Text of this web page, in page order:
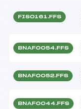
FIS0161.FFS
BNAF0054.FFS
BNAF0052.FFS
BNAF0044.FFS